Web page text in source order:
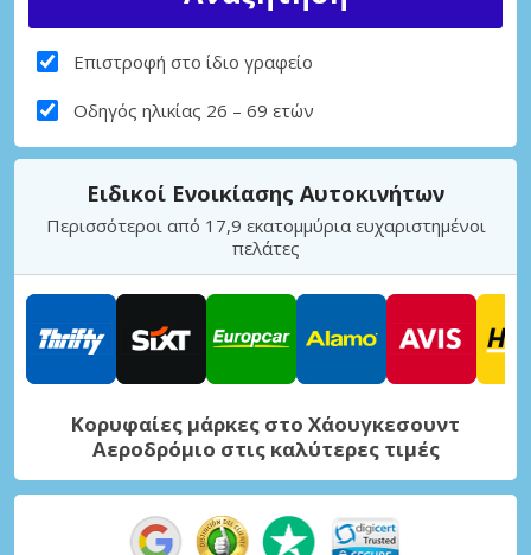
Επιστροφή στο ίδιο γραφείο
Οδηγός ηλικίας 26 – 69 ετών
Ειδικοί Ενοικίασης Αυτοκινήτων
Περισσότεροι από 17,9 εκατομμύρια ευχαριστημένοι
πελάτες
Κορυφαίες μάρκες στο Χάουγκεσουντ
Αεροδρόμιο στις καλύτερες τιμές